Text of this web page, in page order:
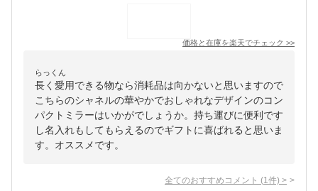
価格と在庫を楽天でチェック >>
らっくん
長く愛用できる物なら消耗品は向かないと思いますので
こちらのシャネルの華やかでおしゃれなデザインのコン
パクトミラーはいかがでしょうか。持ち運びに便利です
し名入れもしてもらえるのでギフトに喜ばれると思いま
す。オススメです。
全てのおすすめコメント (1 件) >